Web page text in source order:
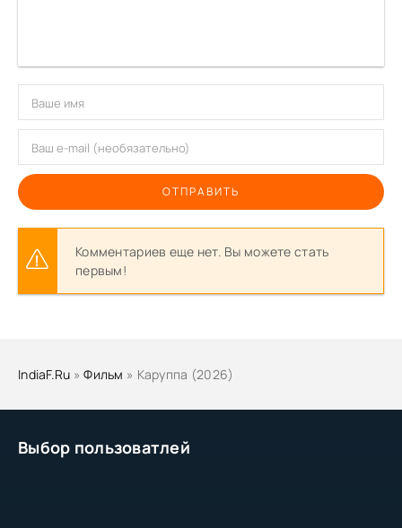
Выбор пользоватлей
ОТПРАВИТЬ
Комментариев еще нет. Вы можете стать
первым!
IndiaF.Ru »Фильм » Каруппа (2026)